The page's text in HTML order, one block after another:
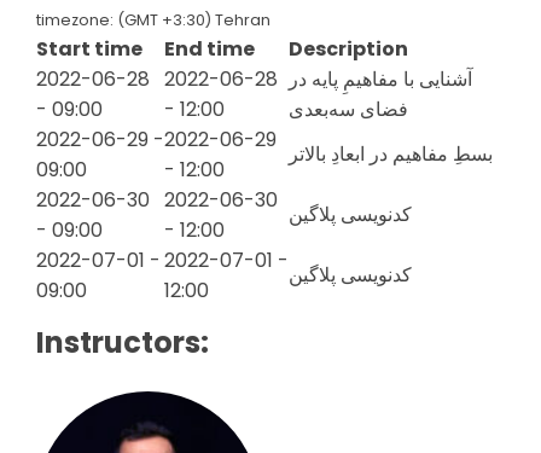
timezone: (GMT +3:30) Tehran
Start time End time
Description
2022-06-28
- 09:00
2022-06-28
- 12:00
آشنایی با مفاهیمِ پایه در
فضای سه‌بعدی
2022-06-29 -
09:00
2022-06-29
- 12:00
بسطِ مفاهیم در ابعادِ بالاتر
2022-06-30
- 09:00
2022-06-30
- 12:00
کدنویسی پلاگین
2022-07-01 -
09:00
2022-07-01 -
12:00
کدنویسی پلاگین
Instructors: